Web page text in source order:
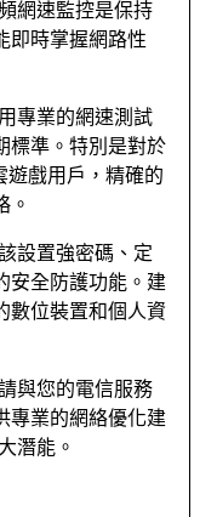
網速監控是保持
即時掌握網路性
專業的網速測試
標準。特別是對於
戲用戶，精確的
。
設置強密碼、定
安全防護功能。建
數位裝置和個人資
與您的電信服務
專業的網絡優化建
潛能。